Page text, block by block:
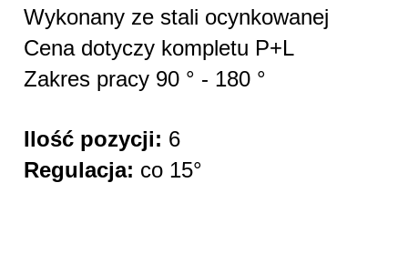
Wykonany ze stali ocynkowanej
Cena dotyczy kompletu P+L
Zakres pracy 90 ° - 180 °
Ilość pozycji: 6
Regulacja: co 15°